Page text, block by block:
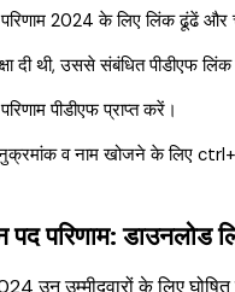
2024 के लिए लिंक ढूंढें और
दी थी, उससे संबंधित पीडीएफ
पीडीएफ प्राप्त करें।
व नाम खोजने के लिए
परिणाम: डाउनलोड
उन उम्मीदवारों के लिए घोषित